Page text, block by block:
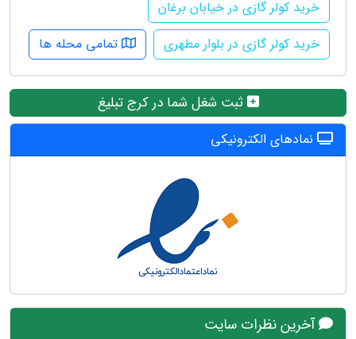
خرید کولر گازی در خیابان برغان
خرید کولر گازی در بلوار مطهری
تمامی محله ها
ثبت شغل شما در کرج تبلیغ
نمادهای الکترونیکی
آخرین نظرات سایت